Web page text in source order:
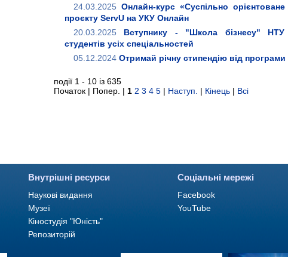
24.03.2025 Онлайн-курс «Суспільно
проєкту ServU на УКУ Онлайн
20.03.2025
Вступнику - "Школа бізнесу" НТУ
студентів усіх спеціальностей
05.12.2024 Отримай річну стипендію від
події 1 - 10 із 635
Початок | Попер. | 1 2 3 4 5 | Наступ. | Кінець | Всі
Внутрішні ресурси
Наукові видання
Музеї
Кіностудія "Юність"
Репозиторій
Соціальні мережі
Facebook
YouTube